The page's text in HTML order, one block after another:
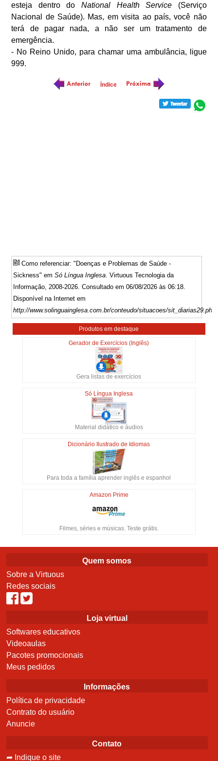
esteja dentro do National Health Service (Serviço
Nacional de Saúde). Mas, em visita ao país, você não
terá de pagar nada, a não ser um tratamento de
emergência.
- No Reino Unido, para chamar uma ambulância, ligue
999.
Como referenciar: "Doenças e Problemas de Saúde -
Sickness" emSó Língua Inglesa . Virtuous Tecnologia da
Informação, 2008-2026. Consultado em 06/08/2026 às 06:18.
Disponível na Internet em
http://www.solinguainglesa.com.br/conteudo/situacoes/sit_diarias29.php
Produtos em destaque
Gerador de Exercícios (Inglês)
Gera listas de exercícios
Só Língua Inglesa
Material didático e áudios
Dicionário Ilustrado de Idiomas
Para toda a família aprender inglês e espanhol
Amazon Prime
Filmes, séries e músicas. Teste grátis.
Quem somos
Sobre a Virtuous
Redes sociais
Loja virtual
Softwares educativos
Videoaulas
Pacotes promocionais
Meus pedidos
Informações
Política de privacidade
Contrato do usuário
Anuncie
Contato
➦ Indique o site